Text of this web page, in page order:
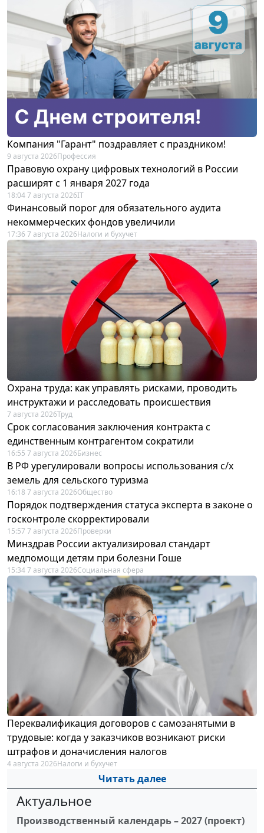
Компания "Гарант" поздравляет с праздником!
9 августа 2026Профессия
Правовую охрану цифровых технологий в России
расширят с 1 января 2027 года
18:04 7 августа 2026IT
Финансовый порог для обязательного аудита
некоммерческих фондов увеличили
17:36 7 августа 2026Налоги и бухучет
Охрана труда: как управлять рисками, проводить
инструктажи и расследовать происшествия
7 августа 2026Труд
Срок согласования заключения контракта с
единственным контрагентом сократили
16:55 7 августа 2026Бизнес
В РФ урегулировали вопросы использования с/х
земель для сельского туризма
16:18 7 августа 2026Общество
Порядок подтверждения статуса эксперта в законе о
госконтроле скорректировали
15:57 7 августа 2026Проверки
Минздрав России актуализировал стандарт
медпомощи детям при болезни Гоше
15:34 7 августа 2026Социальная сфера
Переквалификация договоров с самозанятыми в
трудовые: когда у заказчиков возникают риски
штрафов и доначисления налогов
4 августа 2026Налоги и бухучет
Читать далее
Актуальное
Производственный календарь – 2027 (проект)